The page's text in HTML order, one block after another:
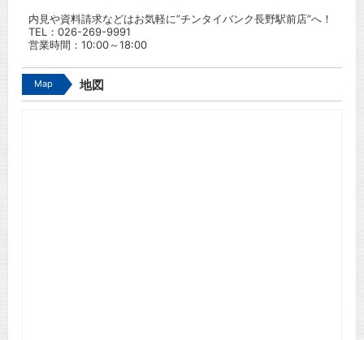
内見や資料請求などはお気軽に”チンタイバンク長野駅前店”へ！
TEL： 026-269-9991
営業時間：10:00～18:00
Map 地図